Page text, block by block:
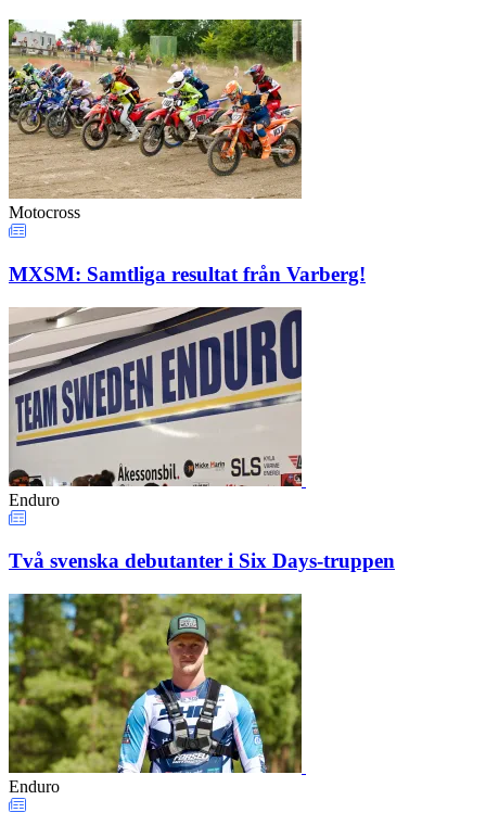
Motocross
MXSM: Samtliga resultat från Varberg!
Enduro
Två svenska debutanter i Six Days-truppen
Enduro